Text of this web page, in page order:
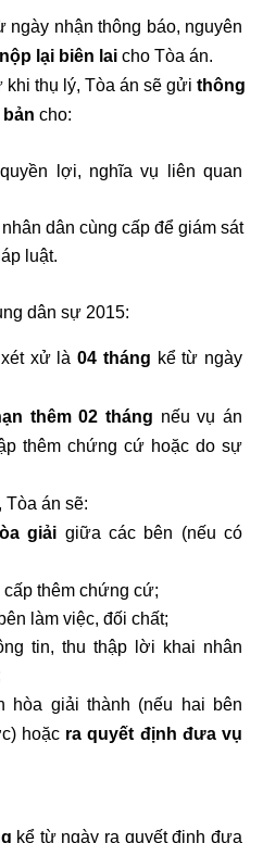
ngày nhận thông báo, nguyên
nộp lại biên lai cho Tòa án.
khi thụ lý, Tòa án sẽ gửi thông
cho:
lợi, nghĩa vụ liên quan
dân cùng cấp để giám sát
luật.
dân sự 2015:
xử là 04 tháng kể từ ngày
thêm 02 tháng nếu vụ án
thêm chứng cứ hoặc do sự
Tòa án sẽ:
giải giữa các bên (nếu có
thêm chứng cứ;
làm việc, đối chất;
tin, thu thập lời khai nhân
hòa giải thành (nếu hai bên
hoặc ra quyết định đưa vụ
kể từ ngày ra quyết định đưa